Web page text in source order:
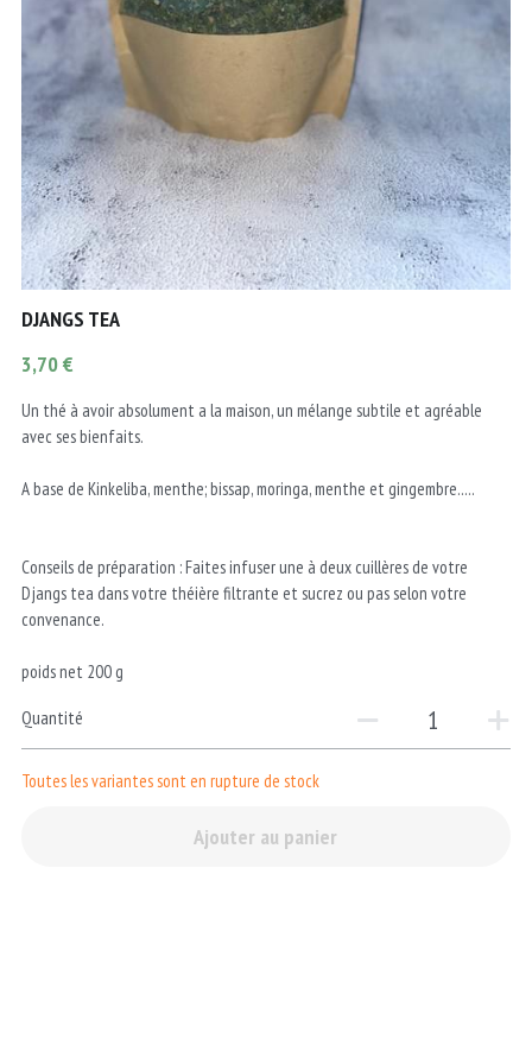
DJANGS TEA
3,70 €
Un thé à avoir absolument a la maison, un mélange subtile et agréable
avec ses bienfaits.
A base de Kinkeliba, menthe; bissap, moringa, menthe et gingembre.....
Conseils de préparation : Faites infuser une à deux cuillères de votre
Djangs tea dans votre théière filtrante et sucrez ou pas selon votre
convenance.
poids net 200 g
Quantité
Toutes les variantes sont en rupture de stock
Ajouter au panier